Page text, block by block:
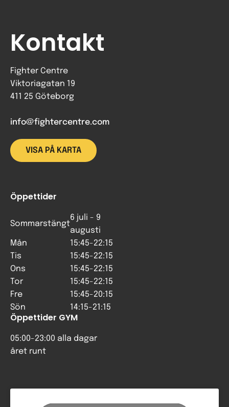
Kontakt
Fighter Centre
Viktoriagatan 19
411 25 Göteborg
info@fightercentre.com
VISA PÅ KARTA
Öppettider
Sommarstängt
6 juli - 9
augusti
Mån
15:45-22:15
Tis
15:45-22:15
Ons
15:45-22:15
Tor
15:45-22:15
Fre
15:45-20:15
Sön
14:15-21:15
Öppettider GYM
05:00-23:00 alla dagar
året runt